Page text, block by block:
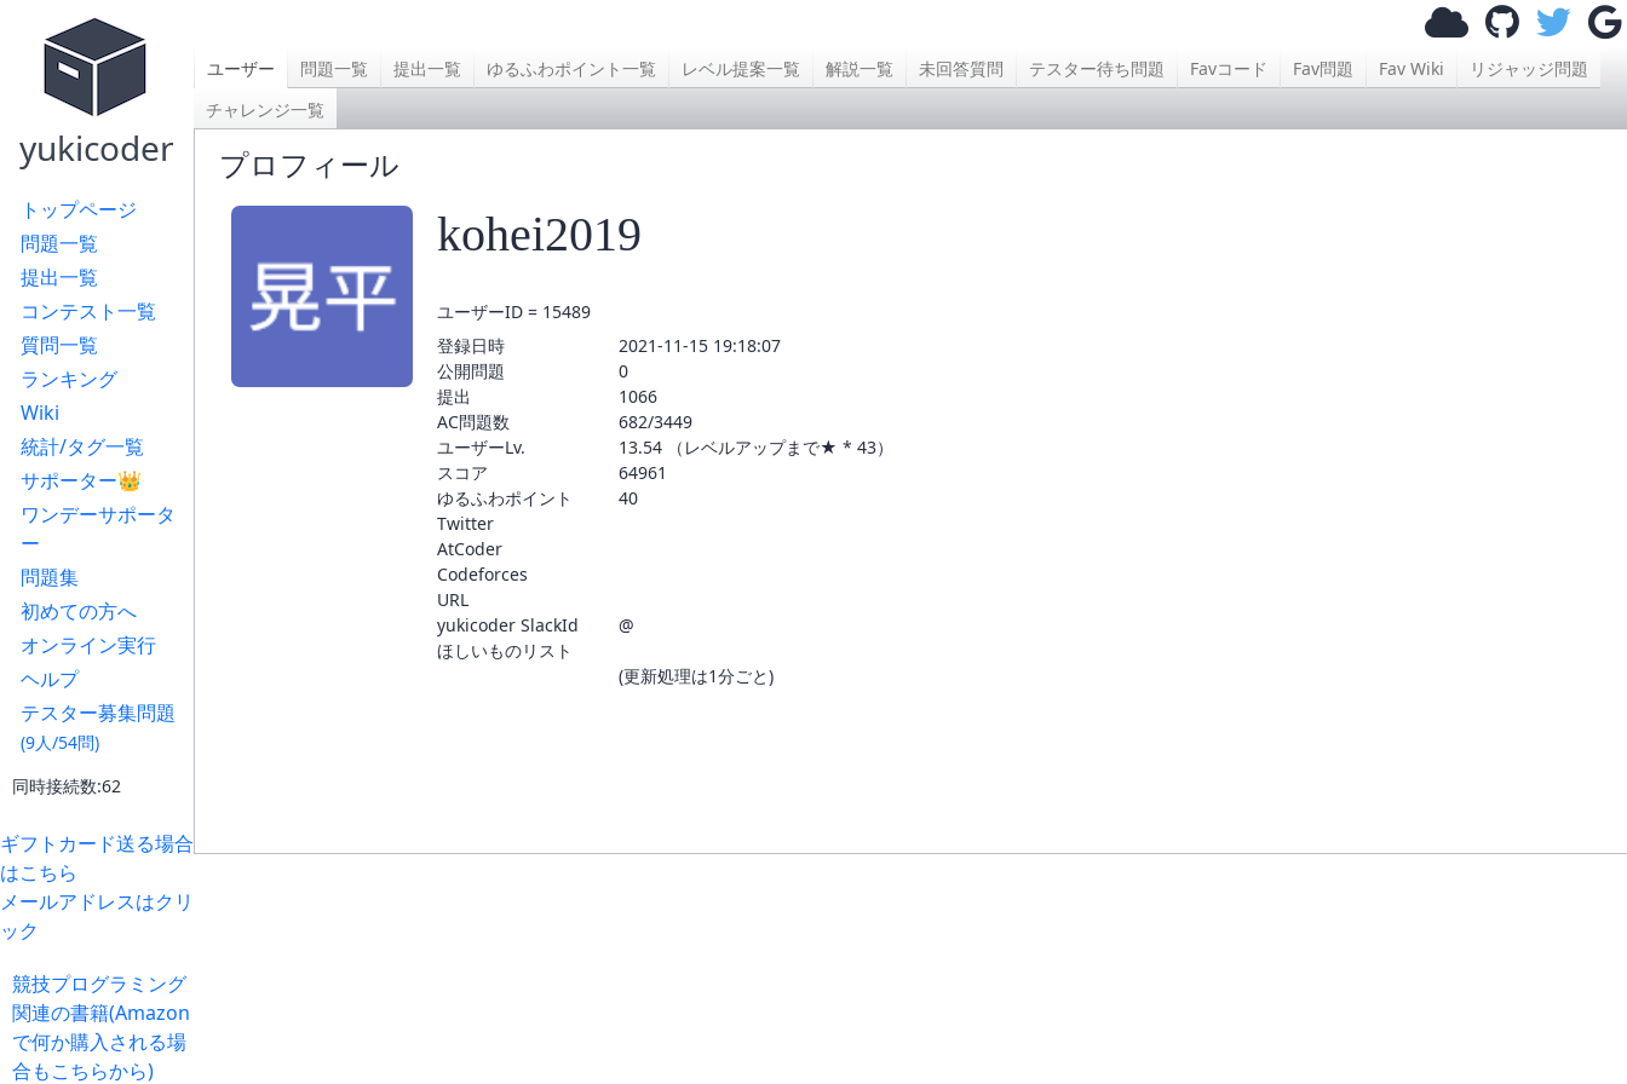
yukicoder
トップページ
問題一覧
提出一覧
コンテスト一覧
質問一覧
ランキング
Wiki
統計/タグ一覧
サポーター👑
ワンデーサポータ
ー
問題集
初めての方へ
オンライン実行
ヘルプ
テスター募集問題
(9人/54問)
同時接続数:62
ギフトカード送る場合
はこちら
メールアドレスはクリ
ック
競技プログラミング
関連の書籍(Amazon
で何か購入される場
合もこちらから)
ユーザー 問題一覧 提出一覧 ゆるふわポイント一覧 レベル提案一覧 解説一覧 未回答質問 テスター待ち問題 Favコード Fav問題 Fav Wiki
リジャッジ問題
チャレンジ一覧
プロフィール
kohei2019
ユーザーID = 15489
登録日時
2021-11-15 19:18:07
公開問題
0
提出
1066
AC問題数
682/3449
ユーザーLv.
13.54 （レベルアップまで★ * 43）
スコア
64961
ゆるふわポイント
40
Twitter
AtCoder
Codeforces
URL
yukicoder SlackId
@
ほしいものリスト
(更新処理は1分ごと)